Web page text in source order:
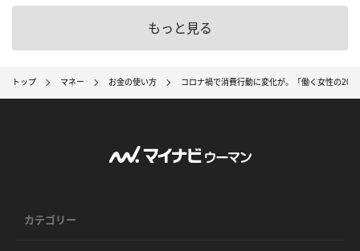
もっと見る
トップ マネー お金の使い方 コロナ禍で消費行動に変化が。「働く女性の
カテゴリー